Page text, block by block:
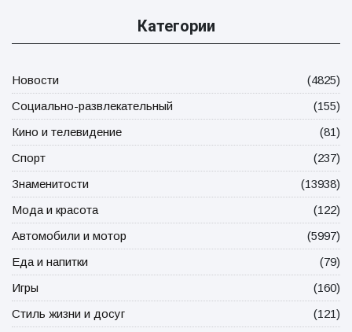
Категории
Новости
(4825)
Социально-развлекательный
(155)
Кино и телевидение
(81)
Спорт
(237)
Знаменитости
(13938)
Мода и красота
(122)
Автомобили и мотор
(5997)
Еда и напитки
(79)
Игры
(160)
Стиль жизни и досуг
(121)